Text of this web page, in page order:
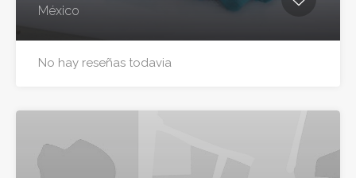
México
No hay reseñas todavia